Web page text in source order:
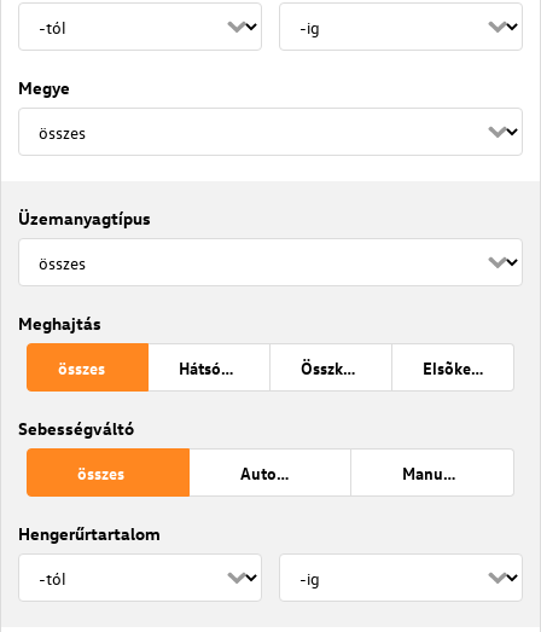
Megye
Üzemanyagtípus
Meghajtás
összes Hátsókerék Összkerék Elsõkerék
Sebességváltó
összes Automata Manuális váltó
Hengerűrtartalom